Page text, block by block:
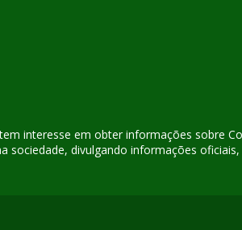
interesse em obter informações sobre
divulgando informações